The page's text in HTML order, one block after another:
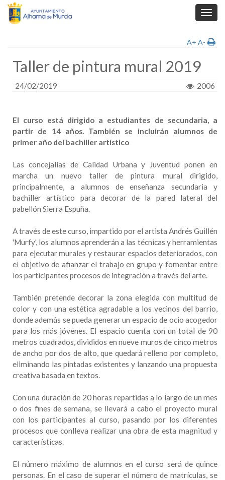
A+ A-
Taller de pintura mural 2019
24/02/2019 2006
El curso está dirigido a estudiantes de secundaria, a
partir de 14 años. También se incluirán alumnos de
primer año del bachiller artístico
Las concejalías de Calidad Urbana y Juventud ponen en
marcha un nuevo taller de pintura mural dirigido,
principalmente, a alumnos de enseñanza secundaria y
bachiller artístico para decorar de la pared lateral del
pabellón Sierra Espuña.
A través de este curso, impartido por el artista Andrés Guillén
'Murfy', los alumnos aprenderán a las técnicas y herramientas
para ejecutar murales y restaurar espacios deteriorados, con
el objetivo de afianzar el trabajo en grupo y fomentar entre
los participantes procesos de integración a través del arte.
También pretende decorar la zona elegida con multitud de
color y con una estética agradable a los vecinos del barrio,
donde además se pueda generar un espacio de ocio acogedor
para los más jóvenes. El espacio cuenta con un total de 90
metros cuadrados, divididos en nueve muros de cinco metros
de ancho por dos de alto, que quedará relleno por completo,
eliminando las pintadas existentes y lanzando una propuesta
creativa basada en textos.
Con una duración de 20 horas repartidas a lo largo de un mes
o dos fines de semana, se llevará a cabo el proyecto mural
con los participantes al curso, pasando por los diferentes
procesos que conlleva realizar una obra de esta magnitud y
características.
El número máximo de alumnos en el curso será de quince
personas. En el caso de superar el número de matrículas, se